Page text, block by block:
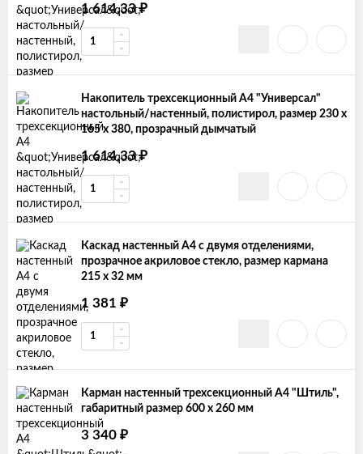
1 614,33₽
Накопитель трехсекционный А4 "Универсал"
настольный/настенный, полистирол, размер 230 х
165 х 380, прозрачный дымчатый
1 614,33₽
Каскад настенный А4 с двумя отделениями,
прозрачное акриловое стекло, размер кармана
215 х 32 мм
1 381 ₽
Карман настенный трехсекционный А4 "Штиль",
габаритный размер 600 х 260 мм
3 340 ₽